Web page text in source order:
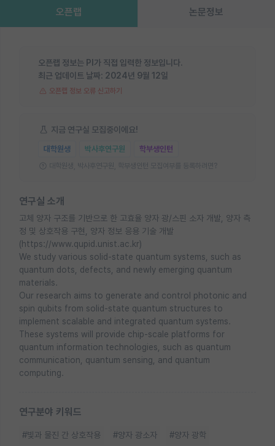
오픈랩 논문정보
오픈랩 정보는 PI가 직접 입력한 정보입니다.
최근 업데이트 날짜: 2024년 9월 12일
오픈랩 정보 오류 신고하기
지금 연구실 모집중이에요!
대학원생 박사후연구원 학부생인턴
대학원생, 박사후연구원, 학부생인턴 모집여부를 등록하려면?
연구실 소개
고체 양자 구조를 기반으로 한 고효율 양자 광/스핀 소자 개발, 양자 측
정 및 상호작용 구현, 양자 정보 응용 기술 개발
(https://www.qupid.unist.ac.kr)
We study various solid-state quantum systems, such as
quantum dots, defects, and newly emerging quantum
materials.
Our research aims to generate and control photonic and
spin qubits from solid-state quantum structures to
implement scalable and integrated quantum systems.
These systems will provide chip-scale platforms for
quantum information technologies, such as quantum
communication, quantum sensing, and quantum
computing.
연구분야 키워드
#빛과 물진 간 상호작용 #양자 광소자 #양자 광학